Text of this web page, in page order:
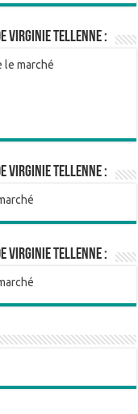
Virginie Tellenne :
Virginie Tellenne :
Virginie Tellenne :